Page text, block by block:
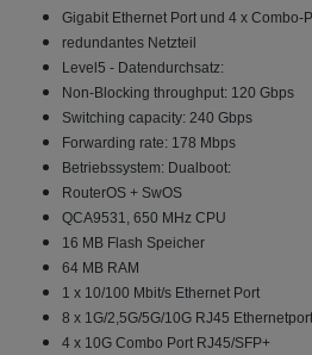
Gigabit Ethernet Port und 4 x Combo-
redundantes Netzteil
Level5 - Datendurchsatz:
Non-Blocking throughput: 120 Gbps
Switching capacity: 240 Gbps
Forwarding rate: 178 Mbps
Betriebssystem: Dualboot:
RouterOS + SwOS
QCA9531, 650 MHz CPU
16 MB Flash Speicher
64 MB RAM
1 x 10/100 Mbit/s Ethernet Port
8 x 1G/2,5G/5G/10G RJ45 Ethernetport
4 x 10G Combo Port RJ45/SFP+